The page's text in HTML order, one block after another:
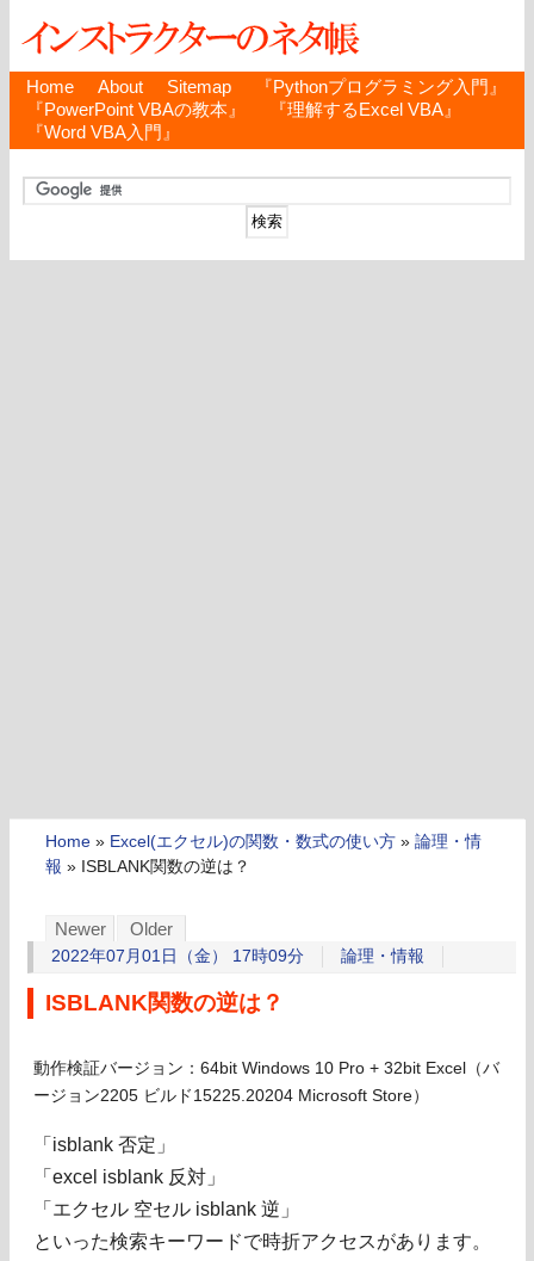
Home About Sitemap
『Pythonプログラミング入門』
『PowerPoint VBAの教本』
『理解するExcel VBA』
『Word VBA入門』
Home » Excel(エクセル)の関数・数式の使い方 » 論理・情
報 » ISBLANK関数の逆は？
Newer Older
2022年07月01日（金） 17時09分 論理・情報
ISBLANK関数の逆は？
動作検証バージョン：64bit Windows 10 Pro + 32bit Excel（バ
ージョン2205 ビルド15225.20204 Microsoft Store）
「isblank 否定」
「excel isblank 反対」
「エクセル 空セル isblank 逆」
といった検索キーワードで時折アクセスがあります。